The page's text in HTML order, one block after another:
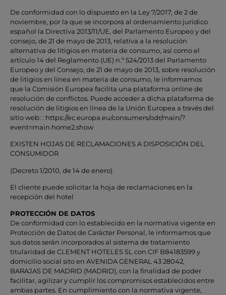
De conformidad con lo dispuesto en la Ley 7/2017, de 2 de
noviembre, por la que se incorpora al ordenamiento jurídico
español la Directiva 2013/11/UE, del Parlamento Europeo y del
consejo, de 21 de mayo de 2013, relativa a la resolución
alternativa de litigios en materia de consumo, así como el
artículo 14 del Reglamento (UE) n.º 524/2013 del Parlamento
Europeo y del Consejo, de 21 de mayo de 2013, sobre resolución
de litigios en línea en materia de consumo, le informamos
que la Comisión Europea facilita una plataforma online de
resolución de conflictos. Puede acceder a dicha plataforma de
resolución de litigios en línea de la Unión Europea a través del
sitio web: : https://ec.europa.eu/consumers/odr/main/?
event=main.home2.show
EXISTEN HOJAS DE RECLAMACIONES A DISPOSICIÓN DEL
CONSUMIDOR
(Decreto 1/2010, de 14 de enero)
El cliente puede solicitar la hoja de reclamaciones en la
recepción del hotel
PROTECCIÓN DE DATOS
De conformidad con lo establecido en la normativa vigente en
Protección de Datos de Carácter Personal, le informamos que
sus datos serán incorporados al sistema de tratamiento
titularidad de CLEMENT HOTELES SL con CIF B84183599 y
domicilio social sito en AVENIDA GENERAL 43 28042,
BARAJAS DE MADRID (MADRID), con la finalidad de poder
facilitar, agilizar y cumplir los compromisos establecidos entre
ambas partes. En cumplimiento con la normativa vigente,